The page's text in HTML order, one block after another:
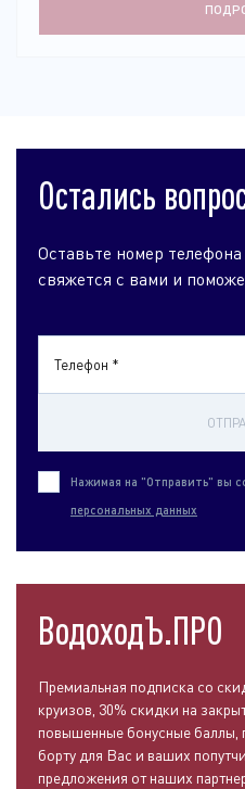
Остались
Оставьте номер
свяжется с вами и
Телефон *
Нажимая на "Отправить" вы
персональных данных
ВодоходЪ.ПРО
Премиальная подписка со
круизов, 30% скидки на
повышенные бонусные баллы,
борту для Вас и ваших
предложения от наших